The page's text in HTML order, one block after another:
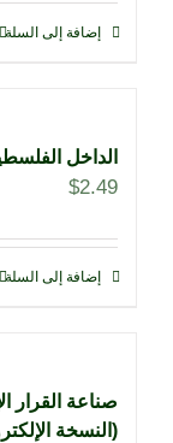
إضافة إلى السلة
الداخل
$2.49
إضافة إلى السلة
صناعة القرار
(النسخة